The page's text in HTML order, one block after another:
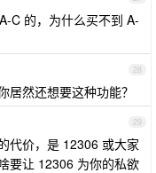
C 的，为什么买不到 A-
28
居然还想要这种功能？
29
代价，是 12306 或大家
要让 12306 为你的私欲